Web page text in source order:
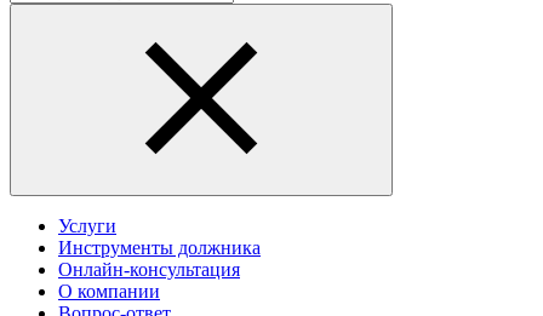
Услуги
Инструменты должника
Онлайн-консультация
О компании